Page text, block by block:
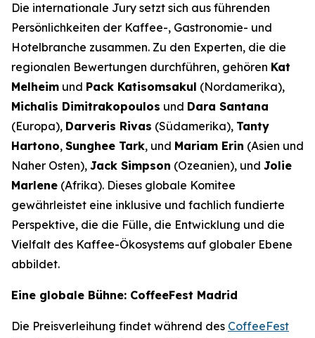
Die internationale Jury setzt sich aus führenden
Persönlichkeiten der Kaffee-, Gastronomie- und
Hotelbranche zusammen. Zu den Experten, die die
regionalen Bewertungen durchführen, gehören Kat
Melheim und Pack Katisomsakul (Nordamerika),
Michalis Dimitrakopoulos und Dara Santana
(Europa), Darveris Rivas (Südamerika), Tanty
Hartono, Sunghee Tark, und Mariam Erin (Asien und
Naher Osten), Jack Simpson (Ozeanien), und Jolie
Marlene (Afrika). Dieses globale Komitee
gewährleistet eine inklusive und fachlich fundierte
Perspektive, die die Fülle, die Entwicklung und die
Vielfalt des Kaffee-Ökosystems auf globaler Ebene
abbildet.
Eine globale Bühne: CoffeeFest Madrid
Die Preisverleihung findet während des CoffeeFest